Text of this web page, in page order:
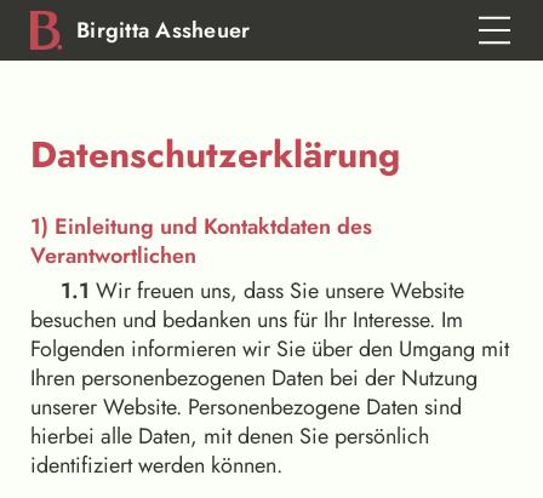
Birgitta Assheuer
Datenschutz­erklärung
1) Einleitung und Kontaktdaten des
Verantwortlichen
1.1 Wir freuen uns, dass Sie unsere Website
besuchen und bedanken uns für Ihr Interesse. Im
Folgenden informieren wir Sie über den Umgang mit
Ihren personenbezogenen Daten bei der Nutzung
unserer Website. Personenbezogene Daten sind
hierbei alle Daten, mit denen Sie persönlich
identifiziert werden können.